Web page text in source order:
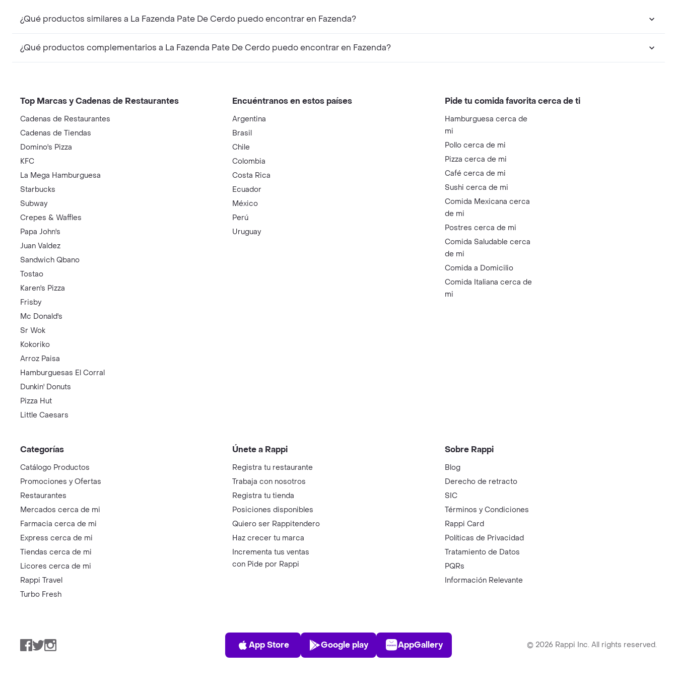
¿Qué productos similares a La Fazenda Pate De Cerdo puedo encontrar en Fazenda?
¿Qué productos complementarios a La Fazenda Pate De Cerdo puedo encontrar en Fazenda?
Top Marcas y Cadenas de Restaurantes
Cadenas de Restaurantes
Cadenas de Tiendas
Domino's Pizza
KFC
La Mega Hamburguesa
Starbucks
Subway
Crepes & Waffles
Papa John's
Juan Valdez
Sandwich Qbano
Tostao
Karen's Pizza
Frisby
Mc Donald's
Sr Wok
Kokoriko
Arroz Paisa
Hamburguesas El Corral
Dunkin' Donuts
Pizza Hut
Little Caesars
Encuéntranos en estos países
Argentina
Brasil
Chile
Colombia
Costa Rica
Ecuador
México
Perú
Uruguay
Pide tu comida favorita cerca de ti
Hamburguesa cerca de
mi
Pollo cerca de mi
Pizza cerca de mi
Café cerca de mi
Sushi cerca de mi
Comida Mexicana cerca
de mi
Postres cerca de mi
Comida Saludable cerca
de mi
Comida a Domicilio
Comida Italiana cerca de
mi
Categorías
Catálogo Productos
Promociones y Ofertas
Restaurantes
Mercados cerca de mi
Farmacia cerca de mi
Express cerca de mi
Tiendas cerca de mi
Licores cerca de mi
Rappi Travel
Turbo Fresh
Únete a Rappi
Registra tu restaurante
Trabaja con nosotros
Registra tu tienda
Posiciones disponibles
Quiero ser Rappitendero
Haz crecer tu marca
Incrementa tus ventas
con Pide por Rappi
Sobre Rappi
Blog
Derecho de retracto
SIC
Términos y Condiciones
Rappi Card
Políticas de Privacidad
Tratamiento de Datos
PQRs
Información Relevante
Facebook
TwitterInstagram
App Store
App Store
Play Store
Google play
AppGallery
AppGallery © 2026 Rappi Inc. All rights reserved.